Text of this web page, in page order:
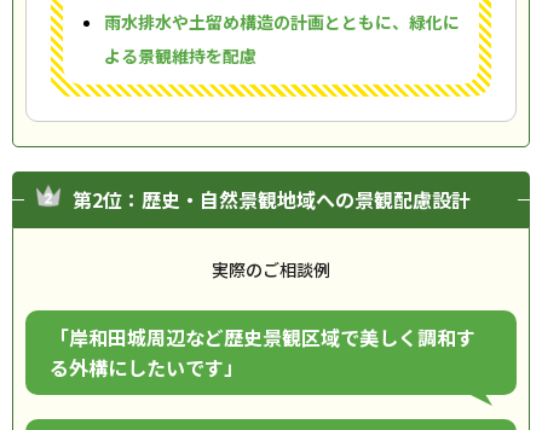
雨水排水や土留め構造の計画とともに、緑化に
よる景観維持を配慮
第2位：歴史・自然景観地域への景観配慮設計
実際のご相談例
「岸和田城周辺など歴史景観区域で美しく調和す
る外構にしたいです」